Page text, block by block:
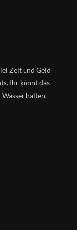
Zeit und Geld
Ihr könnt das
halten.